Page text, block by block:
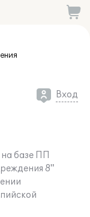
Вход
базе ПП
8"